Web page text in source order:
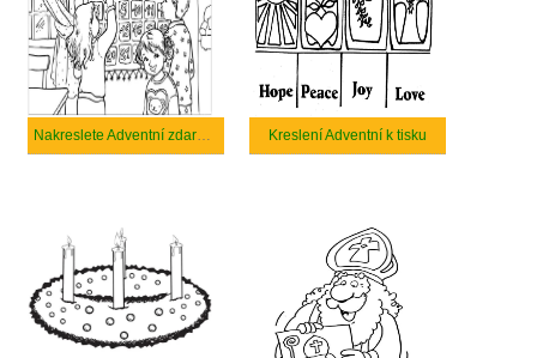
Nakreslete Adventní zdarma pro děti Kreslení Adventní k tisku